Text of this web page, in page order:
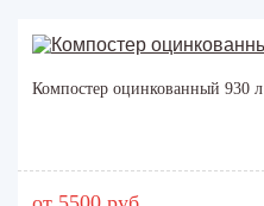
Компостер оцинкованный 930 л